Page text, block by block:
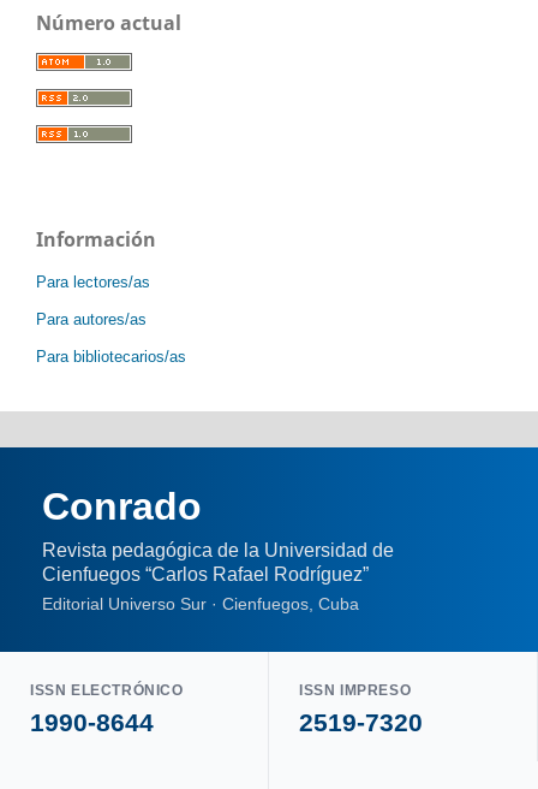
Número actual
Información
Para lectores/as
Para autores/as
Para bibliotecarios/as
Conrado
Revista pedagógica de la Universidad de
Cienfuegos “Carlos Rafael Rodríguez”
Editorial Universo Sur · Cienfuegos, Cuba
ISSN ELECTRÓNICO
1990-8644
ISSN IMPRESO
2519-7320